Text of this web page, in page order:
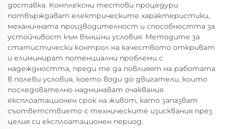
доставка. Комплексни тестови процедури
потвърждават електрическите характеристики,
механичната производителност и способността за
устойчивост към външни условия. Методите за
статистически контрол на качеството откриват
и елиминират потенциални проблеми с
надеждността, преди те да повлияят на работата
в полеви условия, което води до двигатели, които
последователно надминават очаквания
експлоатационен срок на живот, като запазват
съответствието с техническите изисквания през
целия си експлоатационен период.